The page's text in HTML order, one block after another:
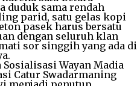
duduk sama rendah
parid, satu gelas kopi
pasek harus bersatu
dengan seluruh klan
sor singgih yang ada di
Wayan Madia
Catur Swadarmaning